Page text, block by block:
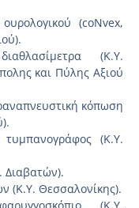
(coNvex,
(Κ.Υ.
και Πύλης Αξιού
κόπωση
(Κ.Υ.
Διαβατών).
(Κ.Υ. Θεσσαλονίκης).